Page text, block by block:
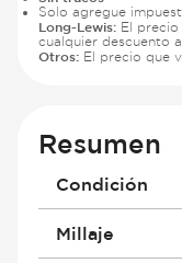
Solo agregue
Long-Lewis: El precio
cualquier descuento
Otros: El precio que
Resumen
Condición
Millaje